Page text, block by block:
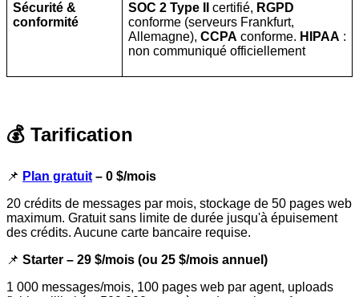
Sécurité &
conformité
SOC 2 Type II certifié, RGPD
conforme (serveurs Frankfurt,
Allemagne), CCPA conforme. HIPAA :
non communiqué officiellement
💰 Tarification
📌 Plan gratuit – 0 $/mois
20 crédits de messages par mois, stockage de 50 pages web
maximum. Gratuit sans limite de durée jusqu'à épuisement
des crédits. Aucune carte bancaire requise.
📌 Starter – 29 $/mois (ou 25 $/mois annuel)
1 000 messages/mois, 100 pages web par agent, uploads